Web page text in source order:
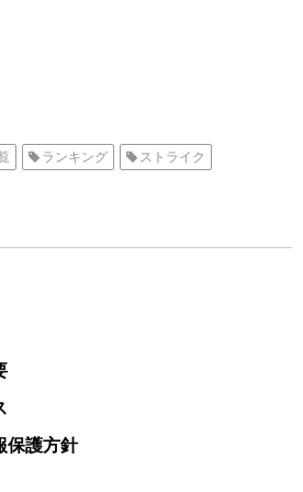
ランキング ストライク
保護方針